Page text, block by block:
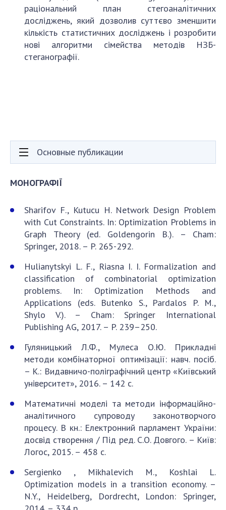
раціональний план стегоаналітичних
досліджень, який дозволив суттєво зменшити
кількість статистичних досліджень і розробити
нові алгоритми сімейства методів НЗБ-
стеганографії.
Основные публикации
МОНОГРАФІЇ
Sharifov F., Kutucu H. Network Design Problem
with Cut Constraints. In: Optimization Problems in
Graph Theory (ed. Goldengorin B.). – Cham:
Springer, 2018. – P. 265-292.
Hulianytskyi L. F., Riasna I. I. Formalization and
classification of combinatorial optimization
problems. In: Optimization Methods and
Applications (eds. Butenko S., Pardalos P. M.,
Shylo V.). – Cham: Springer International
Publishing AG, 2017. – P. 239–250.
Гуляницький Л.Ф., Мулеса О.Ю. Прикладні
методи комбінаторної оптимізації: навч. посіб.
– К.: Видавничо-поліграфічний центр «Київський
університет», 2016. – 142 с.
Математичні моделі та методи інформаційно-
аналітичного супроводу законотворчого
процесу. В кн.: Електронний парламент України:
досвід створення / Під ред. С.О. Довгого. – Київ:
Логос, 2015. – 458 с.
Sergienko , Mikhalevich M., Koshlai L.
Optimization models in a transition economy. –
N.Y., Heidelberg, Dordrecht, London: Springer,